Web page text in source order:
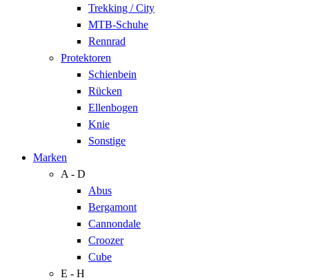
Trekking / City
MTB-Schuhe
Rennrad
Protektoren
Schienbein
Rücken
Ellenbogen
Knie
Sonstige
Marken
A - D
Abus
Bergamont
Cannondale
Croozer
Cube
E - H